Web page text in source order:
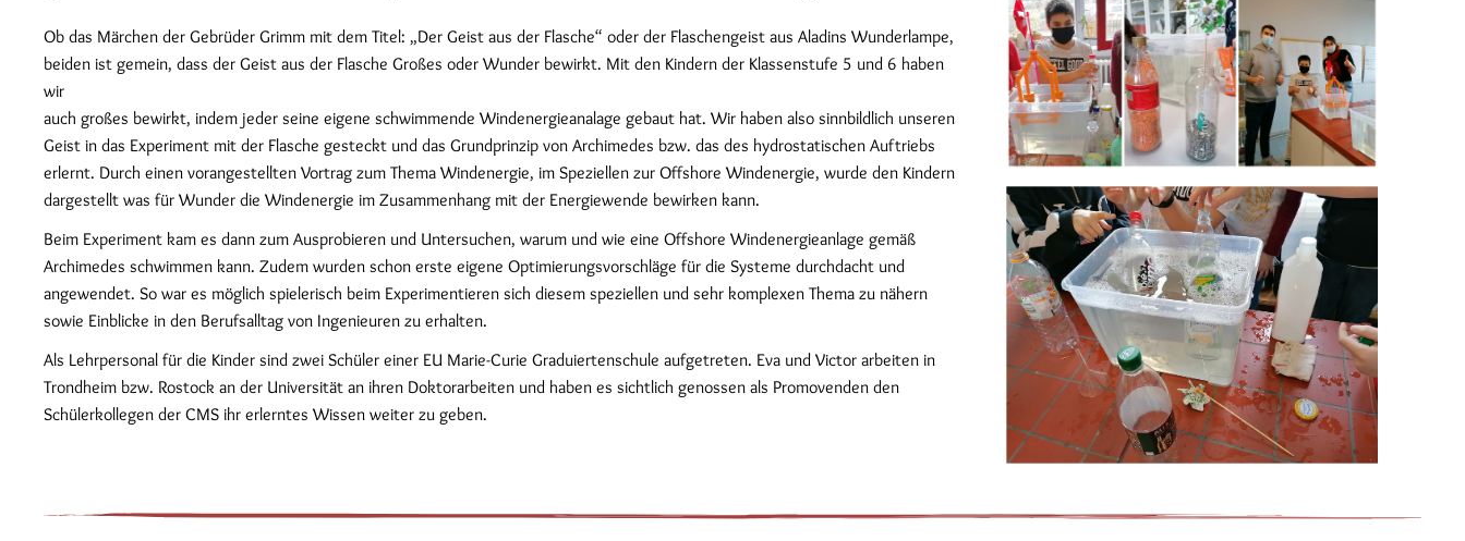
Ob das Märchen der Gebrüder Grimm mit dem Titel: „Der Geist aus der Flasche“ oder der Flaschengeist aus Aladins Wunderlampe,
beiden ist gemein, dass der Geist aus der Flasche Großes oder Wunder bewirkt. Mit den Kindern der Klassenstufe 5 und 6 haben
wir
auch großes bewirkt, indem jeder seine eigene schwimmende Windenergieanalage gebaut hat. Wir haben also sinnbildlich unseren
Geist in das Experiment mit der Flasche gesteckt und das Grundprinzip von Archimedes bzw. das des hydrostatischen Auftriebs
erlernt. Durch einen vorangestellten Vortrag zum Thema Windenergie, im Speziellen zur Offshore Windenergie, wurde den Kindern
dargestellt was für Wunder die Windenergie im Zusammenhang mit der Energiewende bewirken kann.
Beim Experiment kam es dann zum Ausprobieren und Untersuchen, warum und wie eine Offshore Windenergieanlage gemäß
Archimedes schwimmen kann. Zudem wurden schon erste eigene Optimierungsvorschläge für die Systeme durchdacht und
angewendet. So war es möglich spielerisch beim Experimentieren sich diesem speziellen und sehr komplexen Thema zu nähern
sowie Einblicke in den Berufsalltag von Ingenieuren zu erhalten.
Als Lehrpersonal für die Kinder sind zwei Schüler einer EU Marie-Curie Graduiertenschule aufgetreten. Eva und Victor arbeiten in
Trondheim bzw. Rostock an der Universität an ihren Doktorarbeiten und haben es sichtlich genossen als Promovenden den
Schülerkollegen der CMS ihr erlerntes Wissen weiter zu geben.